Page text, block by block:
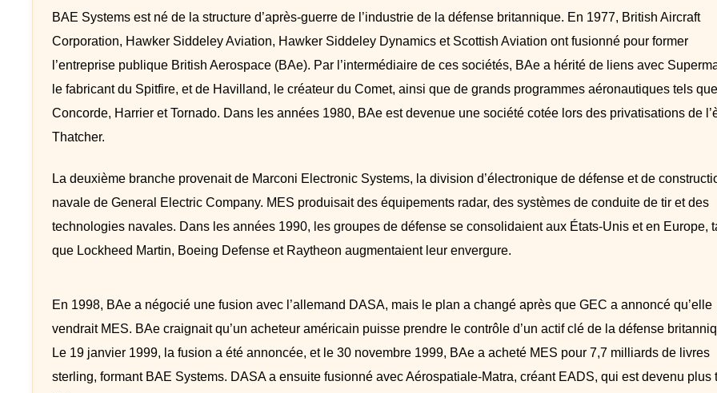
BAE Systems est né de la structure d’après-guerre de l’industrie de la défense britannique. En 1977, British Aircraft
Corporation, Hawker Siddeley Aviation, Hawker Siddeley Dynamics et Scottish Aviation ont fusionné pour former
l’entreprise publique British Aerospace (BAe). Par l’intermédiaire de ces sociétés, BAe a hérité de liens avec
le fabricant du Spitfire, et de Havilland, le créateur du Comet, ainsi que de grands programmes aéronautiques tels que
Concorde, Harrier et Tornado. Dans les années 1980, BAe est devenue une société cotée lors des privatisations de
Thatcher.
La deuxième branche provenait de Marconi Electronic Systems, la division d’électronique de défense et de
navale de General Electric Company. MES produisait des équipements radar, des systèmes de conduite de tir et des
technologies navales. Dans les années 1990, les groupes de défense se consolidaient aux États-Unis et en Europe,
que Lockheed Martin, Boeing Defense et Raytheon augmentaient leur envergure.
En 1998, BAe a négocié une fusion avec l’allemand DASA, mais le plan a changé après que GEC a annoncé qu’elle
vendrait MES. BAe craignait qu’un acheteur américain puisse prendre le contrôle d’un actif clé de la défense
Le 19 janvier 1999, la fusion a été annoncée, et le 30 novembre 1999, BAe a acheté MES pour 7,7 milliards de livres
sterling, formant BAE Systems. DASA a ensuite fusionné avec Aérospatiale-Matra, créant EADS, qui est devenu plus